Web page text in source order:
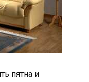
пятна и